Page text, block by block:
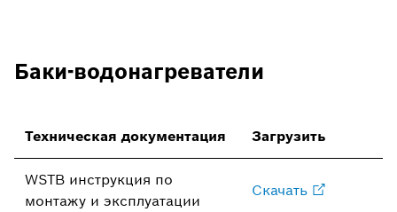
Баки-водонагреватели
Техническая документация Загрузить
WSTB инструкция по
монтажу и эксплуатации
Скачать